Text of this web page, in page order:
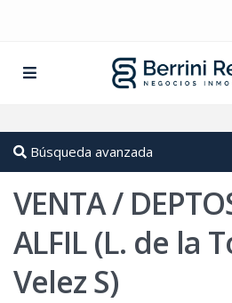
Búsqueda avanzada
VENTA /
ALFIL (L. de la
Velez S)